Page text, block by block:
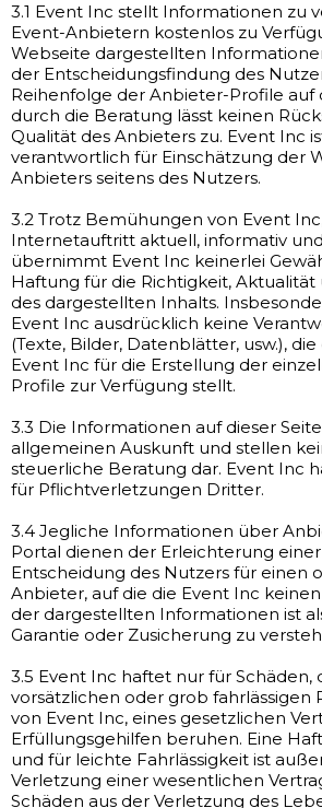
3.1 Event Inc stellt Informationen zu
Event-Anbietern kostenlos zu
Webseite dargestellten
der Entscheidungsfindung des
Reihenfolge der Anbieter-Profile auf
durch die Beratung lässt keinen
Qualität des Anbieters zu. Event Inc
verantwortlich für Einschätzung der
Anbieters seitens des Nutzers.
3.2 Trotz Bemühungen von Event
Internetauftritt aktuell, informativ
übernimmt Event Inc keinerlei
Haftung für die Richtigkeit, Aktualität
des dargestellten Inhalts.
Event Inc ausdrücklich keine
(Texte, Bilder, Datenblätter, usw.),
Event Inc für die Erstellung der
Profile zur Verfügung stellt.
3.3 Die Informationen auf dieser
allgemeinen Auskunft und stellen
steuerliche Beratung dar. Event Inc
für Pflichtverletzungen Dritter.
3.4 Jegliche Informationen über
Portal dienen der Erleichterung
Entscheidung des Nutzers für einen
Anbieter, auf die die Event Inc
der dargestellten Informationen ist
Garantie oder Zusicherung zu
3.5 Event Inc haftet nur für Schäden,
vorsätzlichen oder grob fahrlässigen
von Event Inc, eines gesetzlichen
Erfüllungsgehilfen beruhen. Eine
und für leichte Fahrlässigkeit ist
Verletzung einer wesentlichen
Schäden aus der Verletzung des